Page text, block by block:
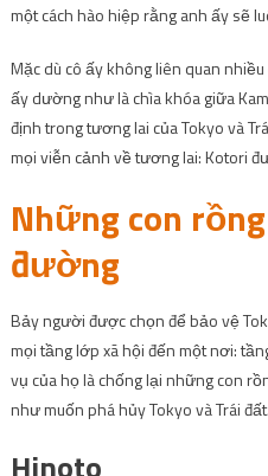
một cách hào hiệp rằng anh ấy sẽ
Mặc dù cô ấy không liên quan
ấy dường như là chìa khóa giữa
định trong tương lai của Tokyo và
mọi viễn cảnh về tương lai: Kotori
Những con
đường
Bảy người được chọn để bảo vệ
mọi tầng lớp xã hội đến một nơi:
vụ của họ là chống lại những con
như muốn phá hủy Tokyo và Trái đất.
Hinoto